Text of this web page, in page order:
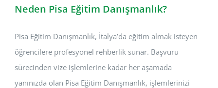
Neden Pisa Eğitim Danışmanlık?
Pisa Eğitim Danışmanlık, İtalya’da eğitim almak isteyen
öğrencilere profesyonel rehberlik sunar. Başvuru
sürecinden vize işlemlerine kadar her aşamada
yanınızda olan Pisa Eğitim Danışmanlık, işlemlerinizi